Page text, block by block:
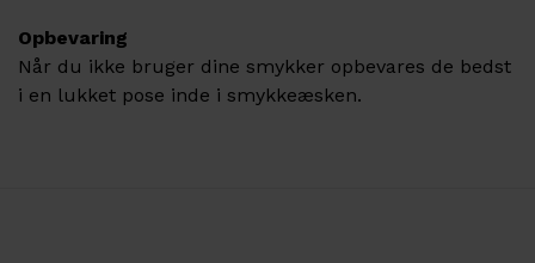
Opbevaring
Når du ikke bruger dine smykker opbevares de bedst
i en lukket pose inde i smykkeæsken.